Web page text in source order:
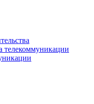
телекоммуникации